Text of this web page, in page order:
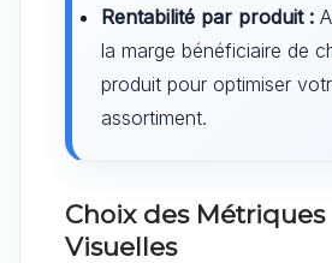
Rentabilité par produit :
la marge bénéficiaire de
produit pour optimiser
assortiment.
Choix des Métriques
Visuelles